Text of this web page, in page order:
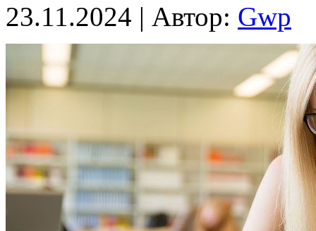
23.11.2024 | Автор: Gwp